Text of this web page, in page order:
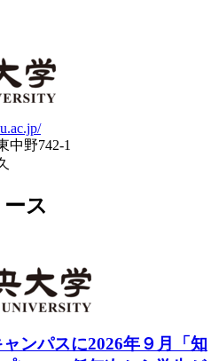
中野742-1
ス
ンパスに2026年９月「知